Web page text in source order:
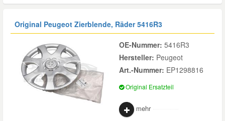
Original Peugeot Zierblende, Räder5416R3
OE-Nummer: 5416R3
Hersteller: Peugeot
Art.-Nummer: EP1298816
Original Ersatzteil
mehr